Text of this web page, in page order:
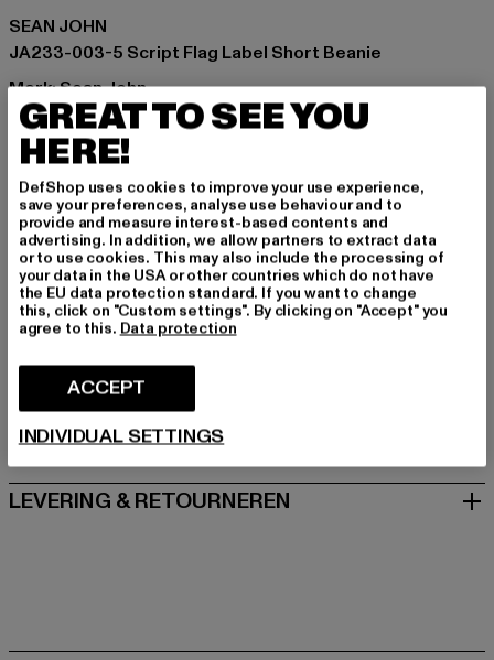
SEAN JOHN
JA233-003-5 Script Flag Label Short Beanie
Merk: Sean John
Kategori: Mutsen
Kleur: schwarz
Kleur fabrikant: black
Materiële samenstelling: 100% Katoen
Art.Nr: 7050391-00007
Fabrikant: Urban Styles Agency GmbH & Co. KG |
agentur@urbanstylesagency.com
Schanzenstraße 41 | 51063 Köln | DE
MAAT
ONDERHOUDSINSTRUCTIES
LEVERING & RETOURNEREN
GREAT TO SEE YOU
HERE!
DefShop uses cookies to improve your use experience,
save your preferences, analyse use behaviour and to
provide and measure interest-based contents and
advertising. In addition, we allow partners to extract data
or to use cookies. This may also include the processing of
your data in the USA or other countries which do not have
the EU data protection standard. If you want to change
this, click on "Custom settings". By clicking on "Accept" you
agree to this. Data protection
ACCEPT
INDIVIDUAL SETTINGS